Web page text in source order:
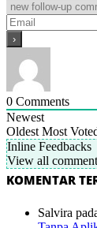
0 Comments
Newest
Oldest Most
Inline Feedbacks
View all
KOMENTAR
Salvira